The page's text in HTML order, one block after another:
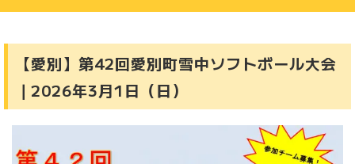
【愛別】第42回愛別町雪中ソフトボール大会
｜2026年3月1日（日）